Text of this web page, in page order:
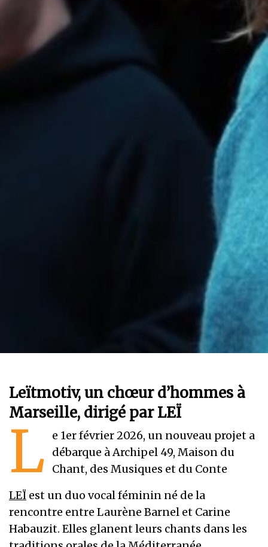
Leïtmotiv, un chœur d’hommes à
Marseille, dirigé par LEÏ
L
e 1er février 2026, un nouveau projet a
débarque à Archipel 49, Maison du
Chant, des Musiques et du Conte
LEÏ est un duo vocal féminin né de la
rencontre entre Laurène Barnel et Carine
Habauzit. Elles glanent leurs chants dans les